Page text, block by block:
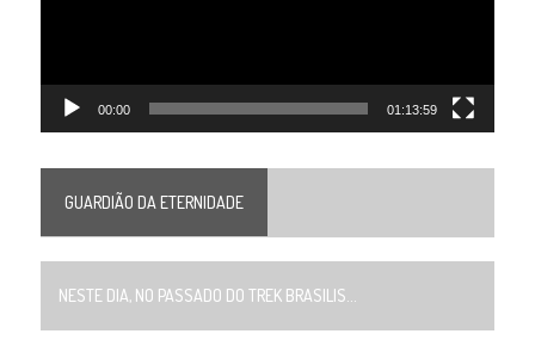
00:00 01:13:59
GUARDIÃO DA ETERNIDADE
NESTE DIA, NO PASSADO DO TREK BRASILIS...